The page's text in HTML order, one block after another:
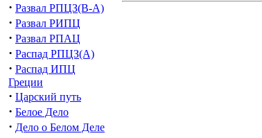
· Развал РПЦЗ(В-А)
· Развал РИПЦ
· Развал РПАЦ
· Распад РПЦЗ(А)
· Распад ИПЦ
Греции
· Царский путь
· Белое Дело
· Дело о Белом Деле